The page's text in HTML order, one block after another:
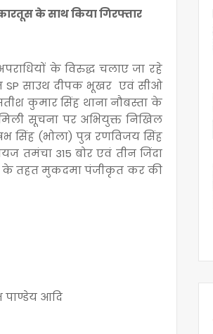
के साथ किया गिरफ्तार
अपराधियों के विरुद्ध चलाए जा रहे
SP साउथ दीपक भूखर एवं सीओ
कुमार सिंह थाना नौबस्ता के
सूचना पर अभियुक्त निखिल
(भोला) पुत्र रणविजय सिंह
तमंचा 315 बोर एवं तीन जिंदा
25 के तहत मुकदमा पंजीकृत कर की
पाण्डेय आदि